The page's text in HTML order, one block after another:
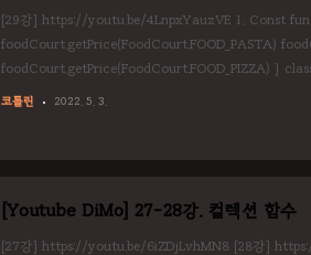
[29강] https://youtu.be/4LnpxYauzVE 1. Const
foodCourt.getPrice(FoodCourt.FOOD_PASTA)
foodCourt.getPrice(FoodCourt.FOOD_PIZZA) }
const val FOOD_STEAK = "스테이크" const val
코틀린 2022. 5. 3.
[Youtube DiMo] 27-28강. 컬렉션 함수
[27강] https://youtu.be/6iZDjLvhMN8 [28강]